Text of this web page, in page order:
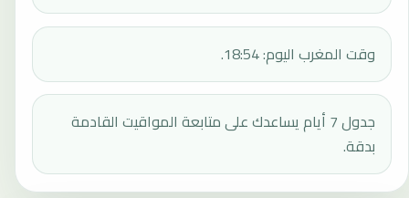
وقت المغرب اليوم: 18:54.
جدول 7 أيام يساعدك على متابعة المواقيت القادمة
بدقة.